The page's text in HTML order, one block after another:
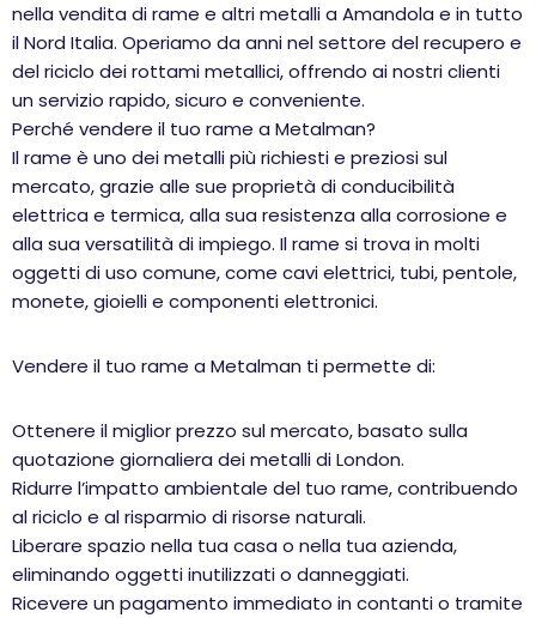
nella vendita di rame e altri metalli a Amandola e in tutto
il Nord Italia. Operiamo da anni nel settore del recupero e
del riciclo dei rottami metallici, offrendo ai nostri clienti
un servizio rapido, sicuro e conveniente.
Perché vendere il tuo rame a Metalman?
Il rame è uno dei metalli più richiesti e preziosi sul
mercato, grazie alle sue proprietà di conducibilità
elettrica e termica, alla sua resistenza alla corrosione e
alla sua versatilità di impiego. Il rame si trova in molti
oggetti di uso comune, come cavi elettrici, tubi, pentole,
monete, gioielli e componenti elettronici.
Vendere il tuo rame a Metalman ti permette di:
Ottenere il miglior prezzo sul mercato, basato sulla
quotazione giornaliera dei metalli di London.
Ridurre l’impatto ambientale del tuo rame, contribuendo
al riciclo e al risparmio di risorse naturali.
Liberare spazio nella tua casa o nella tua azienda,
eliminando oggetti inutilizzati o danneggiati.
Ricevere un pagamento immediato in contanti o tramite